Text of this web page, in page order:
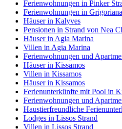
Ferienwohnungen in Pinker
Ferienwohnungen in Grigoriana
Häuser in Kalyves
Pensionen in Strand von Nea
Häuser in Agia Marina
Villen in Agia Marina
Ferienwohnungen und
Häuser in Kissamos
Villen in Kissamos
Häuser in Kissamos
Ferienunterkünfte mit Pool in
Ferienwohnungen und
Haustierfreundliche
Lodges in Lissos Strand
Villen in Lissos Strand